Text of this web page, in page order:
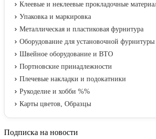
Клеевые и неклеевые прокладочные
Упаковка и маркировка
Металлическая и пластиковая фурнитура
Оборудование для установочной фурнитуры
Швейное оборудование и ВТО
Портновские принадлежности
Плечевые накладки и подокатники
Рукоделие и хобби %%
Карты цветов, Образцы
Подписка на новости